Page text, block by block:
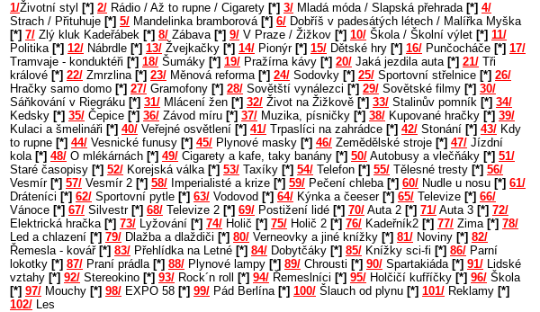
1/Životní styl [*] 2/ Rádio / Až to rupne / Cigarety [*] 3/ Mladá móda / Slapská přehrada [*] 4/
Strach / Přituhuje [*] 5/ Mandelinka bramborová [*] 6/ Dobříš v padesátých létech / Malířka Myška
[*] 7/ Zlý kluk Kadeřábek [*] 8/ Zábava [*] 9/ V Praze / Žižkov [*] 10/ Škola / Školní výlet [*] 11/
Politika [*] 12/ Nábrdle [*] 13/ Žvejkačky [*] 14/ Pionýr [*] 15/ Dětské hry [*] 16/ Punčocháče [*] 17/
Tramvaje - konduktéři [*] 18/ Šumáky [*] 19/ Pražírna kávy [*] 20/ Jaká jezdila auta [*] 21/ Tři
králové [*] 22/ Zmrzlina [*] 23/ Měnová reforma [*] 24/ Sodovky [*] 25/ Sportovní střelnice [*] 26/
Hračky samo domo [*] 27/ Gramofony [*] 28/ Sovětští vynálezci [*] 29/ Sovětské filmy [*] 30/
Sáňkování v Riegráku [*] 31/ Mlácení žen [*] 32/ Život na Žižkově [*] 33/ Stalinův pomník [*] 34/
Kedsky [*] 35/ Čepice [*] 36/ Závod míru [*] 37/ Muzika, písničky [*] 38/ Kupované hračky [*] 39/
Kulaci a šmelináři [*] 40/ Veřejné osvětlení [*] 41/ Trpaslíci na zahrádce [*] 42/ Stonání [*] 43/ Kdy
to rupne [*] 44/ Vesnické funusy [*] 45/ Plynové masky [*] 46/ Zemědělské stroje [*] 47/ Jízdní
kola [*] 48/ O mlékárnách [*] 49/ Cigarety a kafe, taky banány [*] 50/ Autobusy a vlečňáky [*] 51/
Staré časopisy [*] 52/ Korejská válka [*] 53/ Taxíky [*] 54/ Telefon [*] 55/ Tělesné tresty [*] 56/
Vesmír [*] 57/ Vesmír 2 [*] 58/ Imperialisté a krize [*] 59/ Pečení chleba [*] 60/ Nudle u nosu [*] 61/
Dráteníci [*] 62/ Sportovní pytle [*] 63/ Vodovod [*] 64/ Kýnka a čeeser [*] 65/ Televize [*] 66/
Vánoce [*] 67/ Silvestr [*] 68/ Televize 2 [*] 69/ Postižení lidé [*] 70/ Auta 2 [*] 71/ Auta 3 [*] 72/
Elektrická hračka [*] 73/ Lyžování [*] 74/ Holič [*] 75/ Holič 2 [*] 76/ Kadeřník2 [*] 77/ Zima [*] 78/
Led a chlazení [*] 79/ Dlažba a dlaždiči [*] 80/ Verneovky a jiné knížky [*] 81/ Noviny [*] 82/
Řemesla - kovář [*] 83/ Přehlídka na Letné [*] 84/ Dobytčáky [*] 85/ Knížky sci-fi [*] 86/ Parní
lokotky [*] 87/ Praní prádla [*] 88/ Plynové lampy [*] 89/ Chrousti [*] 90/ Spartakiáda [*] 91/ Lidské
vztahy [*] 92/ Stereokino [*] 93/ Rock´n roll [*] 94/ Řemeslníci [*] 95/ Holčičí kufříčky [*] 96/ Škola
[*] 97/ Mouchy [*] 98/ EXPO 58 [*] 99/ Pád Berlína [*] 100/ Šlauch od plynu [*] 101/ Reklamy [*]
102/ Les